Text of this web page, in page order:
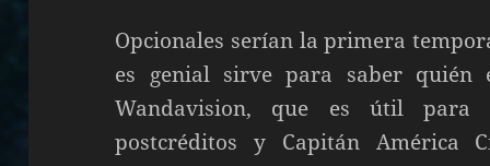
Opcionales serían la primera
es genial sirve para saber
Wandavision, que es útil para
postcréditos y Capitán